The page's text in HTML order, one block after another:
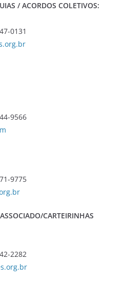
/ ACORDOS COLETIVOS:
0131
9566
9775
CARTEIRINHAS
2282